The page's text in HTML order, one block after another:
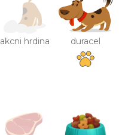
akcni hrdina duracel